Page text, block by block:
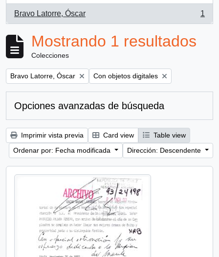
Bravo Latorre, Óscar
, 1 resultados
1
Mostrando 1 resultados
Colecciones
Remove filter:
Bravo Latorre, Óscar Remove filter:
Con objetos digitales
Opciones avanzadas de búsqueda
Imprimir vista previa Card view
Table view
Ordenar por: Fecha modificada
Dirección: Descendente